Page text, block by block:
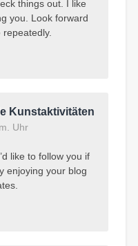
things out. I like
you. Look forward
Kunstaktivitäten
Uhr
like to follow you if
enjoying your blog